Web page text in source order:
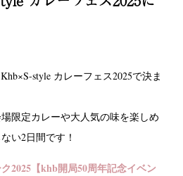
style カレーフェス2025で決ま
限定カレーや大人気の味を楽しめ
い2日間です！
2025【khb開局50周年記念イベン